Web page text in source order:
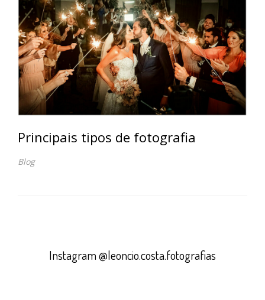
Principais tipos de fotografia
Blog
Instagram @leoncio.costa.fotografias